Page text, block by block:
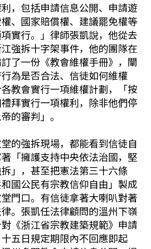
利，包括申請信息公開、申請遊
、國家賠償權、建議罷免權等
實行。」律師張凱說，他從去
強拆十字架事件，他的團隊在
了一份《教會維權手冊》，闡
為是否合法、信徒如何維權
教會實行一項維權計劃，「按
拜實行一項權利，除非他們停
的審判」。
的強拆現場，都能看到信徒自
「擁護支持中央依法治國，堅
」，甚至把憲法第三十六條
和國公民有宗教信仰自由」製成
門口。有信徒拿著大喇叭對著
。張凱任法律顧問的溫州下嶺
《浙江省宗教建築規範》申請
五日規定期限內不回應即起